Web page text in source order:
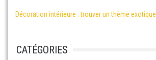
Décoration intérieure : trouver un thème exotique
CATÉGORIES